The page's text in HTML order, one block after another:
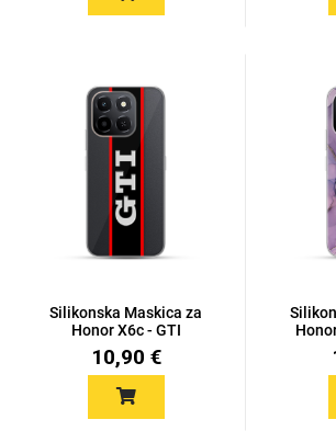
Silikonska Maskica za
Honor X6c - GTI
10,90 €
Svijet životinja Auto - Moto
Mandale / Cvjetni